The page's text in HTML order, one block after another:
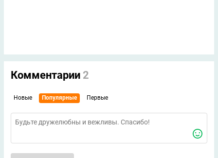
Комментарии 2
Новые Популярные Первые